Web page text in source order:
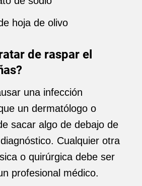
hoja de olivo
de raspar el
una infección
un dermatólogo o
sacar algo de debajo de
Cualquier otra
o quirúrgica debe ser
profesional médico.